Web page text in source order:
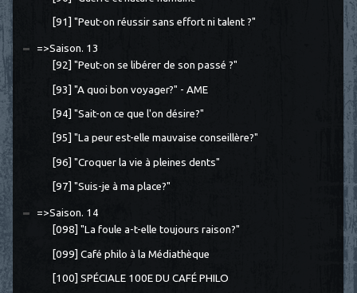
[91] "Peut-on réussir sans effort ni talent ?"
=>Saison. 13
[92] "Peut-on se libérer de son passé ?"
[93] "A quoi bon voyager?" - AME
[94] "Sait-on ce que l'on désire?"
[95] "La peur est-elle mauvaise conseillère?"
[96] "Croquer la vie à pleines dents"
[97] "Suis-je à ma place?"
=>Saison. 14
[098] "La foule a-t-elle toujours raison?"
[099] Café philo à la Médiathèque
[100] SPÉCIALE 100E DU CAFÉ PHILO